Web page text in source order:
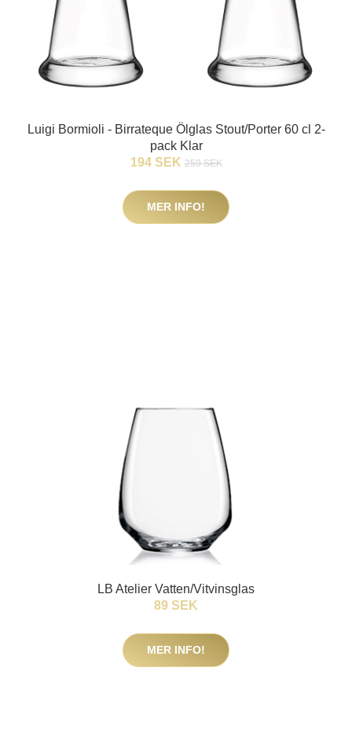
Luigi Bormioli - Birrateque Ölglas Stout/Porter 60 cl 2-
pack Klar
194 SEK 259 SEK
MER INFO!
LB Atelier Vatten/Vitvinsglas
89 SEK
MER INFO!